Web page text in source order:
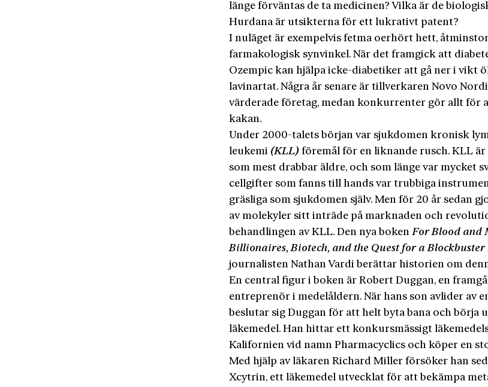
länge förväntas de ta me­dicinen? Vilka är de
Hurdana är utsikterna för ett lukrativt patent?
I nuläget är exempelvis fetma oerhört hett,
farmakologisk synvinkel. När det framgick att
Ozempic kan hjälpa icke-­diabetiker att gå ner i vikt
lavinartat. Några år senare är tillverkaren Novo
värderade företag, medan konkurrenter gör allt för
kakan.
Under 2000-talets början var sjukdomen kronisk
leukemi (KLL)föremål för en liknande rusch. KLL
som mest drabbar äldre, och som länge var mycket
cellgifter som fanns till hands var trubbiga
gräsliga som sjukdomen själv. Men för 20 år sedan
av molekyler sitt inträde på marknaden och
behandlingen av KLL. Den nya bokenFor Blood and
Billionaires, Biotech, and the Quest for a Blockbuster
journalisten Nathan Vardi berättar historien om
En central figur i boken är Robert Duggan, en
entreprenör i me­delåldern. När hans son avlider av
beslutar sig Duggan för att helt byta bana och börja
läkemedel. Han hittar ett konkursmässigt
Kalifornien vid namn Pharmacyclics och köper en
Med hjälp av läkaren Richard Miller försöker han
Xcytrin, ett läkemedel utvecklat för att bekämpa